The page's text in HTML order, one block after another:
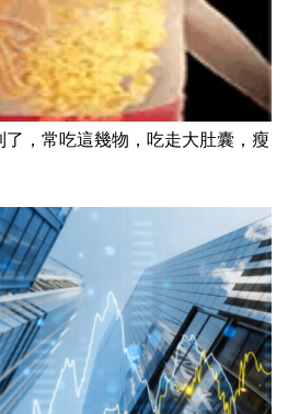
，常吃這幾物，吃走大肚囊，瘦